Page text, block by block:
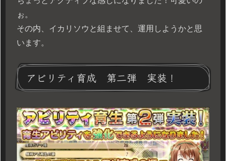
ぉ。
その内、イカリソウと組ませて、運用しようかと思
います。
アビリティ育成 第二弾 実装！